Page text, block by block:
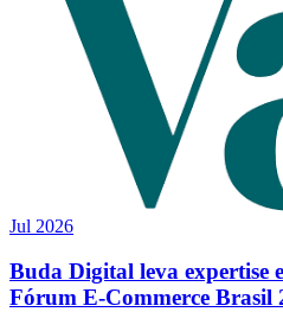
Jul 2026
Buda Digital leva expertise
Fórum E-Commerce Brasil